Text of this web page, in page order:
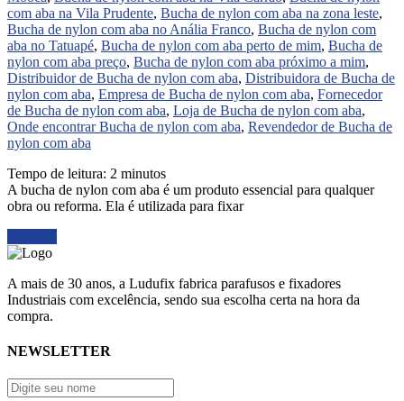
com aba na Vila Prudente, Bucha de nylon com aba na zona leste,
Bucha de nylon com aba no Anália Franco, Bucha de nylon com
aba no Tatuapé, Bucha de nylon com aba perto de mim, Bucha de
nylon com aba preço, Bucha de nylon com aba próximo a mim,
Distribuidor de Bucha de nylon com aba, Distribuidora de Bucha de
nylon com aba, Empresa de Bucha de nylon com aba, Fornecedor
de Bucha de nylon com aba, Loja de Bucha de nylon com aba,
Onde encontrar Bucha de nylon com aba, Revendedor de Bucha de
nylon com aba
Tempo de leitura: 2 minutos
A bucha de nylon com aba é um produto essencial para qualquer
obra ou reforma. Ela é utilizada para fixar
A mais de 30 anos, a Ludufix fabrica parafusos e fixadores
Industriais com excelência, sendo sua escolha certa na hora da
compra.
NEWSLETTER